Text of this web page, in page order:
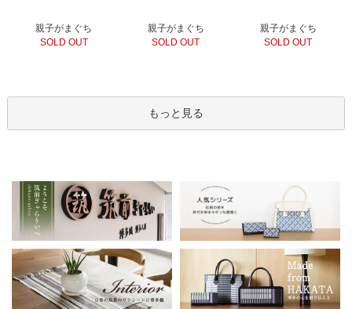
親子がまぐち
SOLD OUT
親子がまぐち
SOLD OUT
親子がまぐち
SOLD OUT
もっと見る